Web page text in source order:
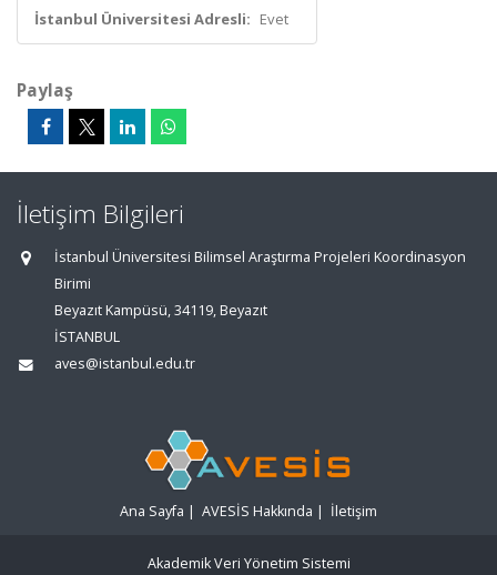
İstanbul Üniversitesi Adresli: Evet
Paylaş
İletişim Bilgileri
İstanbul Üniversitesi Bilimsel Araştırma Projeleri Koordinasyon
Birimi
Beyazıt Kampüsü, 34119, Beyazıt
İSTANBUL
aves@istanbul.edu.tr
Ana Sayfa | AVESİS Hakkında | İletişim
Akademik Veri Yönetim Sistemi